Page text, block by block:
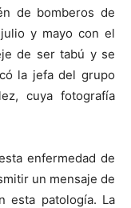
de bomberos de
y mayo con el
de ser tabú y se
la jefa del grupo
cuya fotografía
enfermedad de
un mensaje de
esta patología. La